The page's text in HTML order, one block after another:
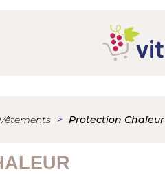
Vêtements Protection Chaleur